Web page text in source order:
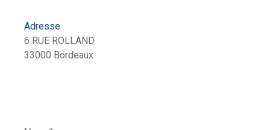
Adresse
6 RUE ROLLAND
33000 Bordeaux